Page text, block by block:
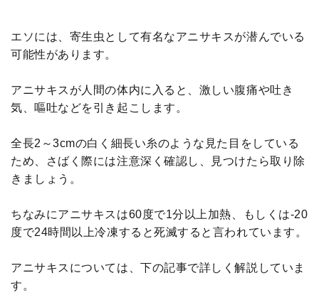
エソには、寄生虫として有名なアニサキスが潜んでいる
可能性があります。
アニサキスが人間の体内に入ると、激しい腹痛や吐き
気、嘔吐などを引き起こします。
全長2～3cmの白く細長い糸のような見た目をしている
ため、さばく際には注意深く確認し、見つけたら取り除
きましょう。
ちなみにアニサキスは60度で1分以上加熱、もしくは-20
度で24時間以上冷凍すると死滅すると言われています。
アニサキスについては、下の記事で詳しく解説していま
す。